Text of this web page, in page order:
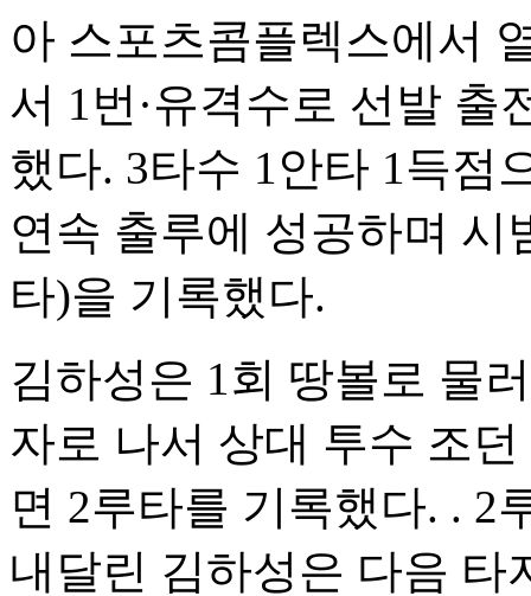
아 스포츠콤플렉스에서
서 1번·유격수로 선발 출
했다. 3타수 1안타 1득점
연속 출루에 성공하며 시
타)을 기록했다.
김하성은 1회 땅볼로 물
자로 나서 상대 투수 조
면 2루타를 기록했다. . 2
내달린 김하성은 다음 타